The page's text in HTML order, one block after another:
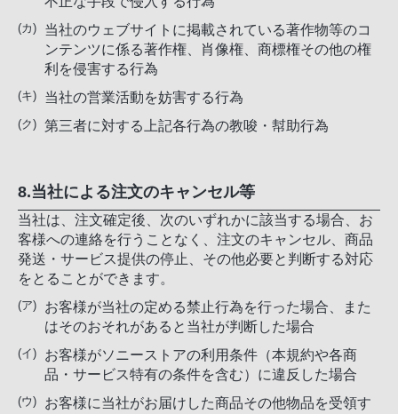
当社のウェブサイトに掲載されている著作物等のコ
ンテンツに係る著作権、肖像権、商標権その他の権
利を侵害する行為
当社の営業活動を妨害する行為
第三者に対する上記各行為の教唆・幇助行為
8.当社による注文のキャンセル等
当社は、注文確定後、次のいずれかに該当する場合、お
客様への連絡を行うことなく、注文のキャンセル、商品
発送・サービス提供の停止、その他必要と判断する対応
をとることができます。
お客様が当社の定める禁止行為を行った場合、また
はそのおそれがあると当社が判断した場合
お客様がソニーストアの利用条件（本規約や各商
品・サービス特有の条件を含む）に違反した場合
お客様に当社がお届けした商品その他物品を受領す